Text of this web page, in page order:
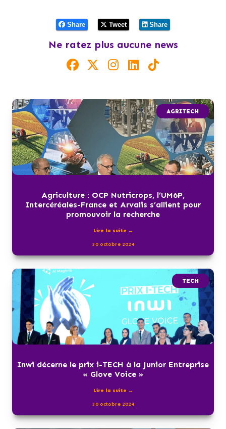
Share Tweet Share
Ne ratez plus aucune news
AGRITECH
Agriculture : OCP Nutricrops, l’UM6P,
Intercéréales-France et Arvalis s’allient pour
promouvoir la recherche
Lire la suite →
30 octobre 2024
TECH
Inwi décerne le prix i-TECH à la Junior Entreprise
« Glove Voice »
Lire la suite →
30 octobre 2024